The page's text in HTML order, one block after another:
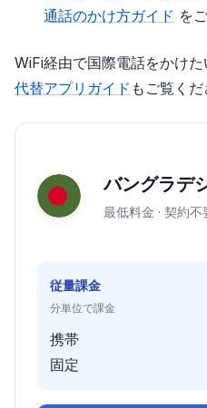
通話のかけ方ガイド を
WiFi経由で国際電話をかけた
代替アプリガイド もご覧くだ
バングラデ
最低料金 · 契約不
従量課金
分単位で課金
携帯
固定